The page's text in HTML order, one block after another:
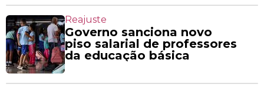
Reajuste
Governo sanciona novo
piso salarial de professores
da educação básica